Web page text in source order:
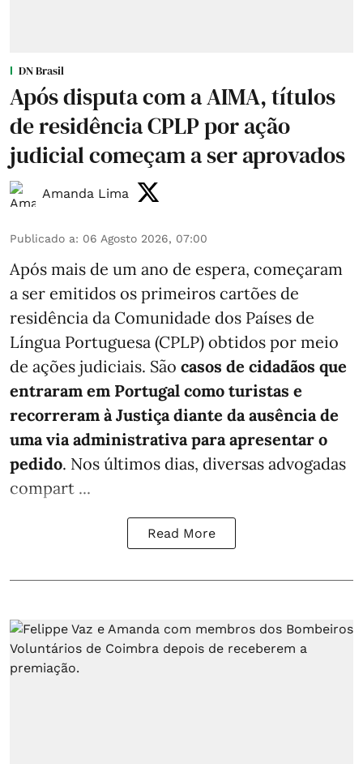
DN Brasil
Após disputa com a AIMA, títulos
de residência CPLP por ação
judicial começam a ser aprovados
Amanda Lima
Publicado a: 06 Agosto 2026, 07:00
Após mais de um ano de espera, começaram
a ser emitidos os primeiros cartões de
residência da Comunidade dos Países de
Língua Portuguesa (CPLP) obtidos por meio
de ações judiciais. São casos de cidadãos que
entraram em Portugal como turistas e
recorreram à Justiça diante da ausência de
uma via administrativa para apresentar o
pedido. Nos últimos dias, diversas advogadas
compart ...
Read More